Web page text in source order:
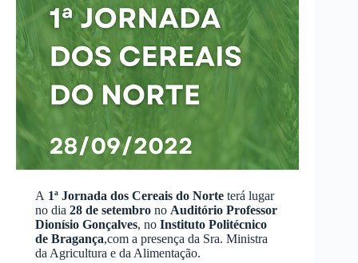
A 1ª Jornada dos Cereais do Norte terá lugar
no dia 28 de setembro no Auditório Professor
Dionísio Gonçalves, no Instituto Politécnico
de Bragança,com a presença da Sra. Ministra
da Agricultura e da Alimentação.